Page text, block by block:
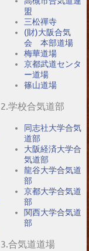
盟
三松禪寺
(財)大阪合気
会 本部道場
梅華道場
京都武道センタ
ー道場
篠山道場
2.学校合気道部
同志社大学合気
道部
大阪経済大学合
気道部
龍谷大学合気道
部
京都大学合気道
部
関西大学合気道
部
3.合気道道場